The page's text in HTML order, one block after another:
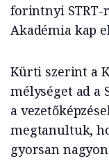
forintnyi STRT-
Akadémia kap
Kürti szerint a
mélységet ad a
a
megtanultuk,
gyorsan